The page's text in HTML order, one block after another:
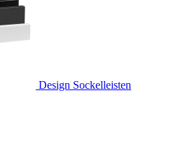
Design Sockelleisten